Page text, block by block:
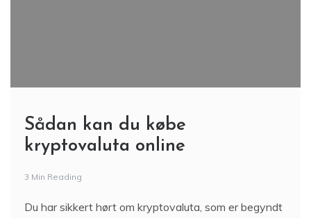
Sådan kan du købe
kryptovaluta online
3 Min Reading
Du har sikkert hørt om kryptovaluta, som er begyndt